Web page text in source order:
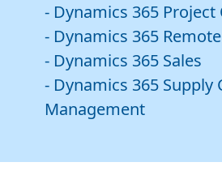
- Dynamics 365
- Dynamics 365
- Dynamics 365 Sales
- Dynamics 365 Supply
Management